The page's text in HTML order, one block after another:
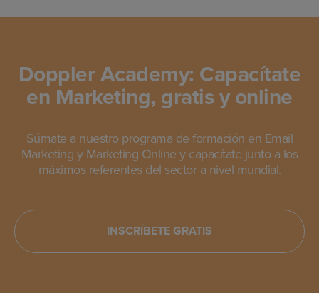
Doppler Academy: Capacítate
en Marketing, gratis y online
Súmate a nuestro programa de formación en Email
Marketing y Marketing Online y capacítate junto a los
máximos referentes del sector a nivel mundial.
INSCRÍBETE GRATIS